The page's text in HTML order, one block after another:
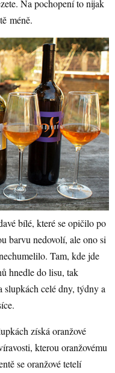
Na pochopení to nijak
méně.
bílé, které se opičilo po
barvu nedovolí, ale ono si
Tam, kde jde
hnedle do lisu, tak
slupkách celé dny, týdny a
získá oranžové
kterou oranžovému
se oranžové tetelí